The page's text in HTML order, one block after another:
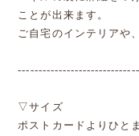
ことが出来ます。
ご自宅のインテリアや
▽サイズ
ポストカードよりひと